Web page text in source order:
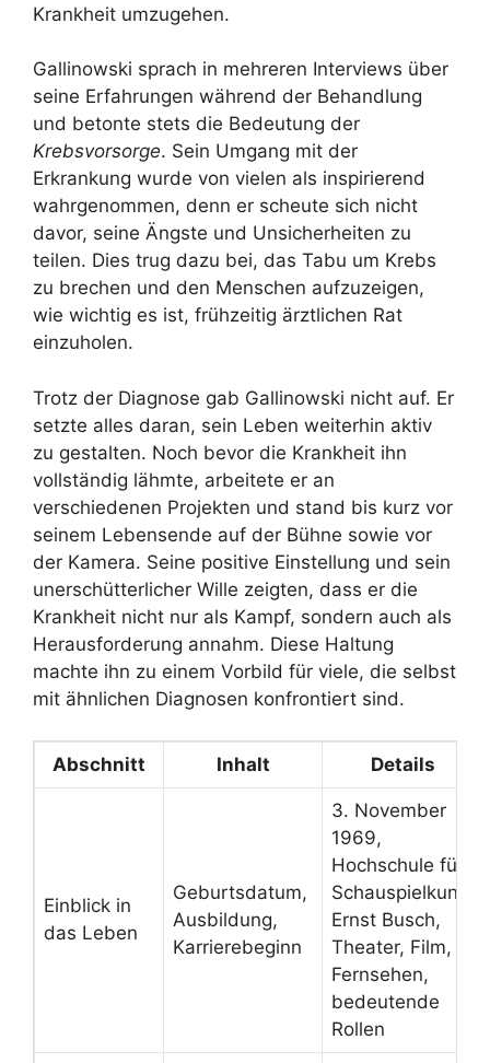
Krankheit umzugehen.
Gallinowski sprach in mehreren Interviews über
seine Erfahrungen während der Behandlung
und betonte stets die Bedeutung der
Krebsvorsorge. Sein Umgang mit der
Erkrankung wurde von vielen als inspirierend
wahrgenommen, denn er scheute sich nicht
davor, seine Ängste und Unsicherheiten zu
teilen. Dies trug dazu bei, das Tabu um Krebs
zu brechen und den Menschen aufzuzeigen,
wie wichtig es ist, frühzeitig ärztlichen Rat
einzuholen.
Trotz der Diagnose gab Gallinowski nicht auf. Er
setzte alles daran, sein Leben weiterhin aktiv
zu gestalten. Noch bevor die Krankheit ihn
vollständig lähmte, arbeitete er an
verschiedenen Projekten und stand bis kurz vor
seinem Lebensende auf der Bühne sowie vor
der Kamera. Seine positive Einstellung und sein
unerschütterlicher Wille zeigten, dass er die
Krankheit nicht nur als Kampf, sondern auch als
Herausforderung annahm. Diese Haltung
machte ihn zu einem Vorbild für viele, die selbst
mit ähnlichen Diagnosen konfrontiert sind.
Abschnitt Inhalt Details
Einblick in
das Leben
Geburtsdatum,
Ausbildung,
Karrierebeginn
3. November
1969,
Hochschule für
Schauspielkunst
Ernst Busch,
Theater, Film,
Fernsehen,
bedeutende
Rollen